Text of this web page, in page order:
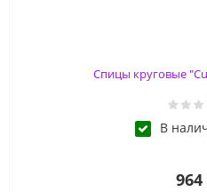
Спицы круговые
В
964